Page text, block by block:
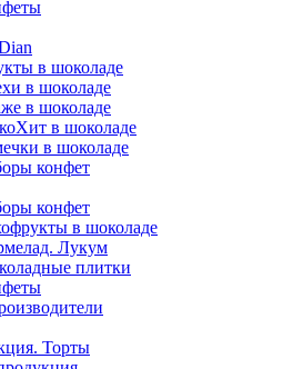
в шоколаде
в шоколаде
в шоколаде
в шоколаде
в шоколаде
конфет
конфет
в шоколаде
Лукум
плитки
Торты